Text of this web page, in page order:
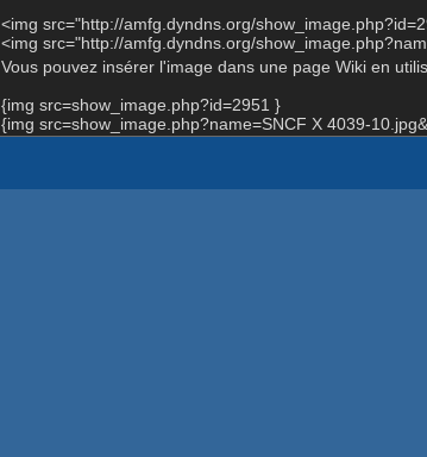
<img src="http://amfg.dyndns.org/
<img src="http://amfg.dyndns.org/
Vous pouvez insérer l'image dans une page Wiki en
{img src=show_image.php?id=2951 }
{img src=show_image.php?name=SNCF X 4039-